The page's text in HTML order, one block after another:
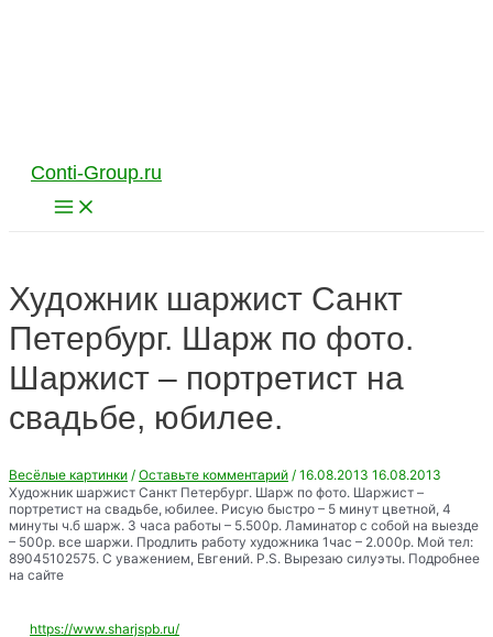
Conti-Group.ru
Main
Menu
Художник шаржист Санкт
Петербург. Шарж по фото.
Шаржист – портретист на
свадьбе, юбилее.
Весёлые картинки / Оставьте комментарий / 16.08.2013 16.08.2013
Художник шаржист Санкт Петербург. Шарж по фото. Шаржист –
портретист на свадьбе, юбилее. Рисую быстро – 5 минут цветной, 4
минуты ч.б шарж. 3 часа работы – 5.500р. Ламинатор с собой на выезде
– 500р. все шаржи. Продлить работу художника 1час – 2.000р. Мой тел:
89045102575. С уважением, Евгений. P.S. Вырезаю силуэты. Подробнее
на сайте
https://www.sharjspb.ru/